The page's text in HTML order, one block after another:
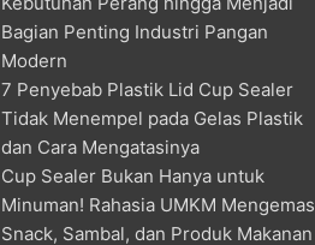
Bagian Penting Industri Pangan
Modern
7 Penyebab Plastik Lid Cup Sealer
Tidak Menempel pada Gelas Plastik
dan Cara Mengatasinya
Cup Sealer Bukan Hanya untuk
Minuman! Rahasia UMKM Mengemas
Snack, Sambal, dan Produk Makanan